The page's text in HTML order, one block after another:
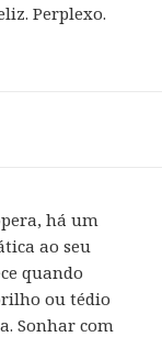
Perplexo.
há um
ao seu
quando
ou tédio
Sonhar com